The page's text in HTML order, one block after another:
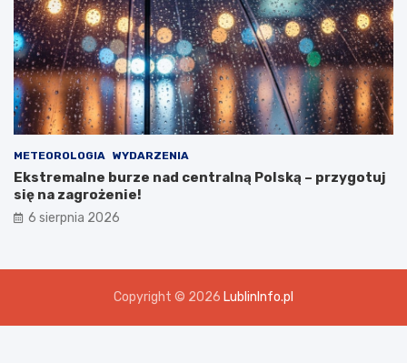
METEOROLOGIA WYDARZENIA
Ekstremalne burze nad centralną Polską – przygotuj
się na zagrożenie!
6 sierpnia 2026
Copyright © 2026 LublinInfo.pl